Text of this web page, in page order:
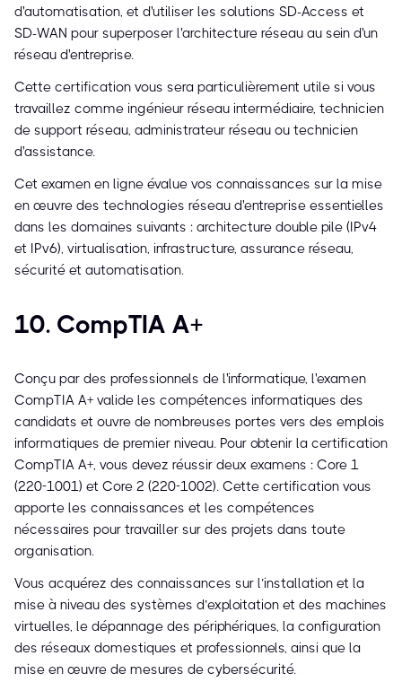
d'automatisation, et d'utiliser les solutions SD-Access et
SD-WAN pour superposer l'architecture réseau au sein d'un
réseau d'entreprise.
Cette certification vous sera particulièrement utile si vous
travaillez comme ingénieur réseau intermédiaire, technicien
de support réseau, administrateur réseau ou technicien
d'assistance.
Cet examen en ligne évalue vos connaissances sur la mise
en œuvre des technologies réseau d'entreprise essentielles
dans les domaines suivants : architecture double pile (IPv4
et IPv6), virtualisation, infrastructure, assurance réseau,
sécurité et automatisation.
10. CompTIA A+
Conçu par des professionnels de l'informatique, l'examen
CompTIA A+ valide les compétences informatiques des
candidats et ouvre de nombreuses portes vers des emplois
informatiques de premier niveau. Pour obtenir la certification
CompTIA A+, vous devez réussir deux examens : Core 1
(220-1001) et Core 2 (220-1002). Cette certification vous
apporte les connaissances et les compétences
nécessaires pour travailler sur des projets dans toute
organisation.
Vous acquérez des connaissances sur l’installation et la
mise à niveau des systèmes d’exploitation et des machines
virtuelles, le dépannage des périphériques, la configuration
des réseaux domestiques et professionnels, ainsi que la
mise en œuvre de mesures de cybersécurité.